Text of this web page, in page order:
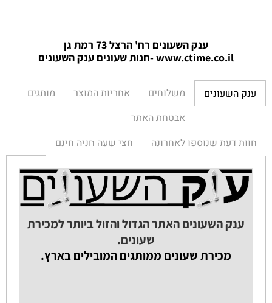
ענק השעונים רח' הרצל 73 רמת גן
www.ctime.co.il-חנות שעונים ענק השעונים
ענק השעונים משלוחים אחריות המוצר
מותגים
אבטחת האתר
חוות דעת שנוספו לאחרונה
חצי שעה חניה חינם
ענק השעונים האתר הגדול והזול ביותר למכירת
שעונים.
מכירת שעונים ממותגים המובילים בארץ.